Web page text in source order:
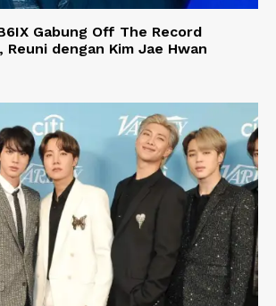
Gabung Off The Record
dengan Kim Jae Hwan